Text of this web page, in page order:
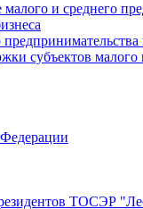
и среднего
субъектов
ТОСЭР